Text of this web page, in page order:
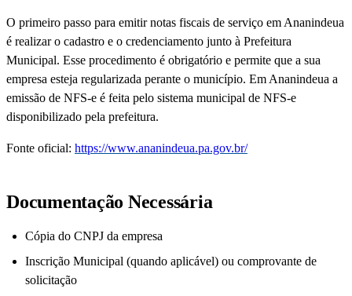
O primeiro passo para emitir notas fiscais de serviço em Ananindeua
é realizar o cadastro e o credenciamento junto à Prefeitura
Municipal. Esse procedimento é obrigatório e permite que a sua
empresa esteja regularizada perante o município. Em Ananindeua a
emissão de NFS-e é feita pelo sistema municipal de NFS-e
disponibilizado pela prefeitura.
Fonte oficial: https://www.ananindeua.pa.gov.br/
Documentação Necessária
Cópia do CNPJ da empresa
Inscrição Municipal (quando aplicável) ou comprovante de
solicitação